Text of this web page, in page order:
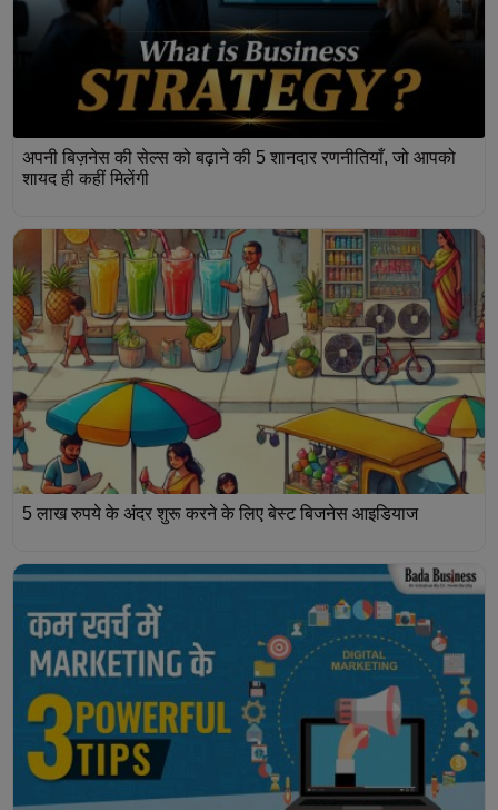
अपनी बिज़नेस की सेल्स को बढ़ाने की 5 शानदार रणनीतियाँ, जो आपको
शायद ही कहीं मिलेंगी
5 लाख रुपये के अंदर शुरू करने के लिए बेस्ट बिजनेस आइडियाज